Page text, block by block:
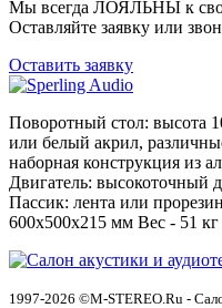
Мы всегда ЛОЯЛЬНЫ к
Оставляйте заявку или
Оставить заявку
Поворотный стол: высота
или белый акрил,
наборная конструкция из
Двигатель: высокоточный
Пассик: лента или
600х500х215 мм Вес - 51 кг
1997-2026 ©M-STEREO.Ru -